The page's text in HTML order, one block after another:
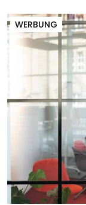
WERBUNG